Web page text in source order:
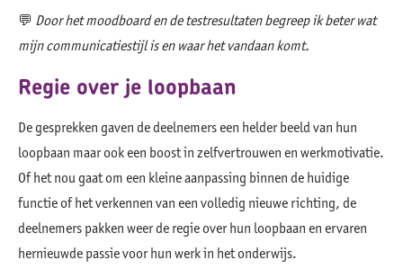
💬 Door het moodboard en de testresultaten begreep ik beter wat
mijn communicatiestijl is en waar het vandaan komt.
Regie over je loopbaan
De gesprekken gaven de deelnemers een helder beeld van hun
loopbaan maar ook een boost in zelfvertrouwen en werkmotivatie.
Of het nou gaat om een kleine aanpassing binnen de huidige
functie of het verkennen van een volledig nieuwe richting, de
deelnemers pakken weer de regie over hun loopbaan en ervaren
hernieuwde passie voor hun werk in het onderwijs.